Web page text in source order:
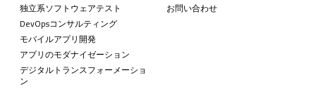
独立系ソフトウェアテスト
DevOpsコンサルティング
モバイルアプリ開発
アプリのモダナイゼーション
デジタルトランスフォーメーショ
ン
お問い合わせ